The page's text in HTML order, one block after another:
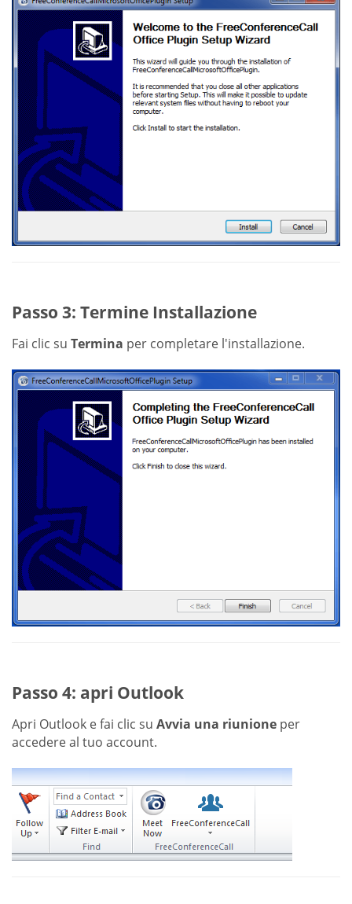
Passo 3: Termine Installazione
Fai clic su Termina per completare l'installazione.
Passo 4: apri Outlook
Apri Outlook e fai clic su Avvia una riunione per
accedere al tuo account.